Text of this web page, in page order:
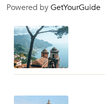
Powered byGetYourGuide